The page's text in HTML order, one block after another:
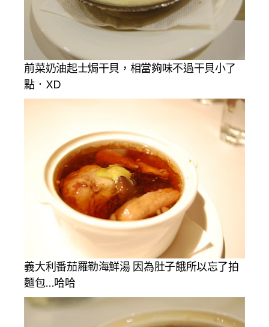
前菜奶油起士焗干貝，相當夠味不過干貝小了
點．XD
義大利番茄羅勒海鮮湯 因為肚子餓所以忘了拍
麵包…哈哈